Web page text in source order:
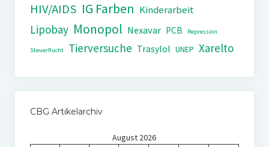
HIV/AIDS IG Farben Kinderarbeit
Lipobay Monopol Nexavar PCB Repression
Steuerflucht Tierversuche Trasylol UNEP Xarelto
CBG Artikelarchiv
August 2026